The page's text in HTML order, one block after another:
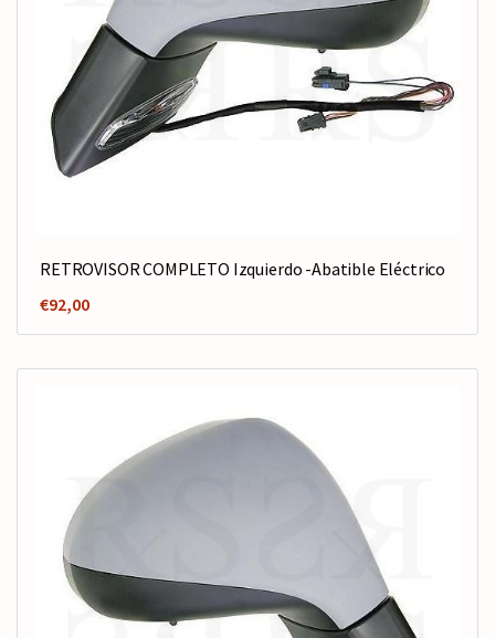
RETROVISOR COMPLETO Izquierdo -Abatible Eléctrico
€92,00